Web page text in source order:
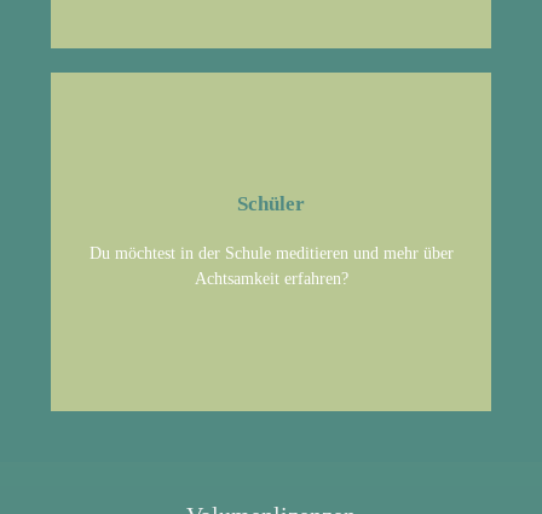
Schüler
Du möchtest in der Schule meditieren und mehr über
Achtsamkeit erfahren?
mehr über das Thema zu erfahren.